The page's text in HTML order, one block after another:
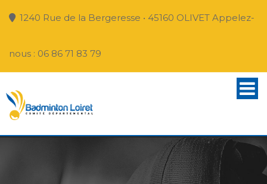
1240 Rue de la Bergeresse • 45160 OLIVET Appelez-
nous : 06 86 71 83 79